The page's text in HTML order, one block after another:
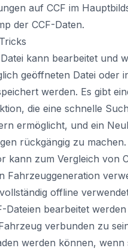
auf CCF im
der CCF-Daten.
kann bearbeitet und
geöffneten Datei oder
werden. Es gibt
die eine schnelle
ermöglicht, und ein
rückgängig zu machen.
kann zum Vergleich von
Fahrzeuggeneration
offline
Dateien bearbeitet
verbunden zu
werden können, wenn